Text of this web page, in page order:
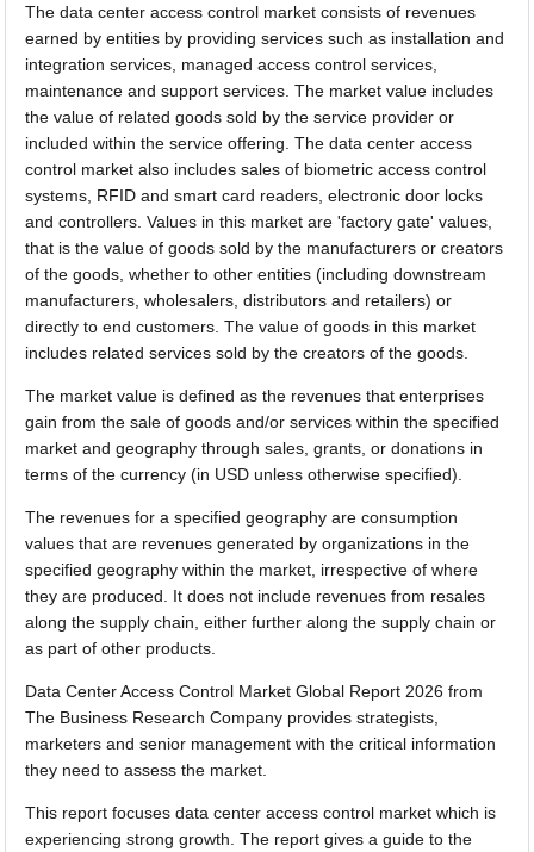
The data center access control market consists of revenues
earned by entities by providing services such as installation and
integration services, managed access control services,
maintenance and support services. The market value includes
the value of related goods sold by the service provider or
included within the service offering. The data center access
control market also includes sales of biometric access control
systems, RFID and smart card readers, electronic door locks
and controllers. Values in this market are 'factory gate' values,
that is the value of goods sold by the manufacturers or creators
of the goods, whether to other entities (including downstream
manufacturers, wholesalers, distributors and retailers) or
directly to end customers. The value of goods in this market
includes related services sold by the creators of the goods.
The market value is defined as the revenues that enterprises
gain from the sale of goods and/or services within the specified
market and geography through sales, grants, or donations in
terms of the currency (in USD unless otherwise specified).
The revenues for a specified geography are consumption
values that are revenues generated by organizations in the
specified geography within the market, irrespective of where
they are produced. It does not include revenues from resales
along the supply chain, either further along the supply chain or
as part of other products.
Data Center Access Control Market Global Report 2026 from
The Business Research Company provides strategists,
marketers and senior management with the critical information
they need to assess the market.
This report focuses data center access control market which is
experiencing strong growth. The report gives a guide to the